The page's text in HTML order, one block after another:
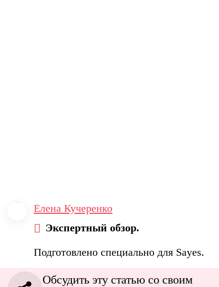
Елена Кучеренко
Экспертный обзор.
Подготовлено специально для Sayes.
Обсудить эту статью со своим